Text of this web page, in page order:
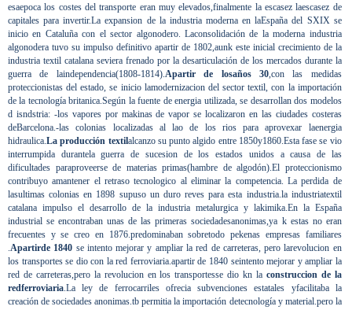
esaepoca los costes del transporte eran muy elevados,finalmente la escasez laescasez de
capitales para invertir.La expansion de la industria moderna en laEspaña del SXIX se
inicio en Cataluña con el sector algonodero. Laconsolidación de la moderna industria
algonodera tuvo su impulso definitivo apartir de 1802,aunk este inicial crecimiento de la
industria textil catalana seviera frenado por la desarticulación de los mercados durante la
guerra de laindependencia(1808-1814).Apartir de losaños 30,con las medidas
proteccionistas del estado, se inicio lamodernizacion del sector textil, con la importación
de la tecnología britanica.Según la fuente de energia utilizada, se desarrollan dos modelos
d isndstria: -los vapores por makinas de vapor se localizaron en las ciudades costeras
deBarcelona.-las colonias localizadas al lao de los rios para aprovexar laenergia
hidraulica.La producción textilalcanzo su punto algido entre 1850y1860.Esta fase se vio
interrumpida durantela guerra de sucesion de los estados unidos a causa de las
dificultades paraproveerse de materias primas(hambre de algodón).El proteccionismo
contribuyo amantener el retraso tecnologico al eliminar la competencia. La perdida de
lasultimas colonias en 1898 supuso un duro reves para esta industria.la industriatextil
catalana impulso el desarrollo de la industria metalurgica y lakimika.En la España
industrial se encontraban unas de las primeras sociedadesanonimas,ya k estas no eran
frecuentes y se creo en 1876.predominaban sobretodo pekenas empresas familiares
.Apartirde 1840 se intento mejorar y ampliar la red de carreteras, pero larevolucion en
los transportes se dio con la red ferroviaria.apartir de 1840 seintento mejorar y ampliar la
red de carreteras,pero la revolucion en los transportesse dio kn la construccion de la
redferroviaria.La ley de ferrocarriles ofrecia subvenciones estatales yfacilitaba la
creación de sociedades anonimas.tb permitia la importación detecnología y material.pero la